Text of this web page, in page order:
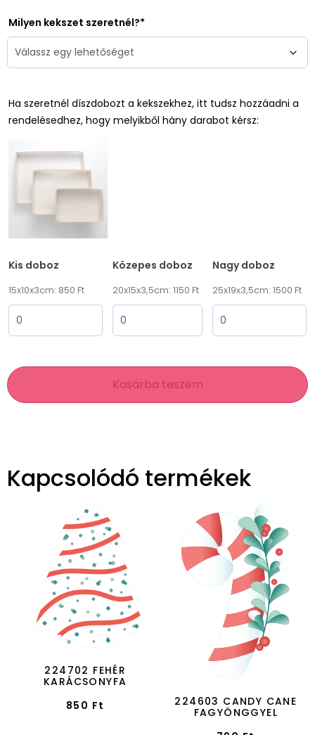
Milyen kekszet szeretnél?
Ha szeretnél díszdobozt a kekszekhez, itt tudsz hozzáadni a
rendelésedhez, hogy melyikből hány darabot kérsz:
Kis doboz
15x10x3cm: 850 Ft
Közepes doboz
20x15x3,5cm: 1150 Ft
Nagy doboz
25x19x3,5cm: 1500 Ft
Kosárba teszem
Kapcsolódó termékek
224702 FEHÉR
KARÁCSONYFA
850 Ft
224603 CANDY CANE
FAGYÖNGGYEL